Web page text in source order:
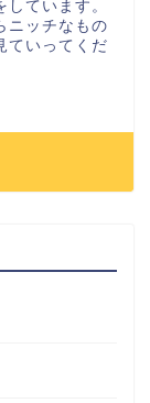
ています。
ニッチなもの
ていってくだ